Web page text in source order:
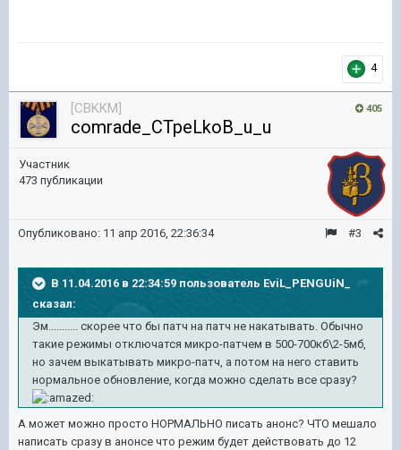
4
405
[CBKKM]
comrade_CTpeLkoB_u_u
Участник
473 публикации
#3
Опубликовано: 11 апр 2016, 22:36:34
В 11.04.2016 в 22:34:59 пользователь EviL_PENGUiN_
сказал:
Эм........... скорее что бы патч на патч не накатывать. Обычно
такие режимы отключатся микро-патчем в 500-700кб\2-5мб,
но зачем выкатывать микро-патч, а потом на него ставить
нормальное обновление, когда можно сделать все сразу?
А может можно просто НОРМАЛЬНО писать анонс? ЧТО мешало
написать сразу в анонсе что режим будет действовать до 12